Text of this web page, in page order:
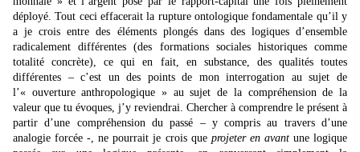
déployé. Tout ceci effacerait la rupture ontologique fondamentale qu’il y
a je crois entre des éléments plongés dans des logiques d’ensemble
radicalement différentes (des formations sociales historiques comme
totalité concrète), ce qui en fait, en substance, des qualités toutes
différentes – c’est un des points de mon interrogation au sujet de
l’« ouverture anthropologique » au sujet de la compréhension de la
valeur que tu évoques, j’y reviendrai. Chercher à comprendre le présent à
partir d’une compréhension du passé – y compris au travers d’une
analogie forcée -, ne pourrait je crois que projeter en avantune logique